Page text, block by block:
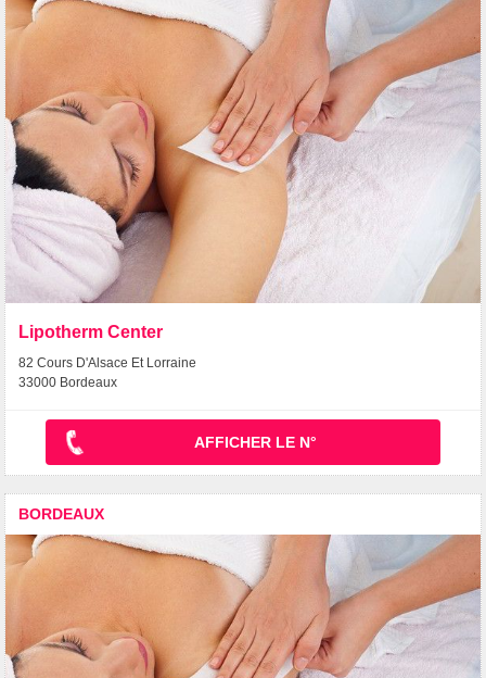
Lipotherm Center
82 Cours D'Alsace Et Lorraine
33000 Bordeaux
AFFICHER LE N°
BORDEAUX